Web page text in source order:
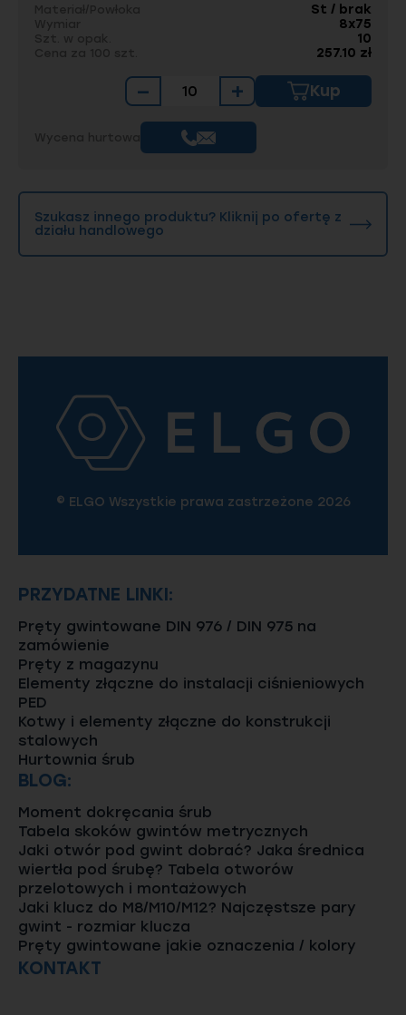
St / brak
8x75
10
257.10 zł
− + Kup
Szukasz innego produktu? Kliknij po ofertę z
działu handlowego
© ELGO Wszystkie prawa zastrzeżone 2026
PRZYDATNE LINKI:
Pręty gwintowane DIN 976 / DIN 975 na
zamówienie
Pręty z magazynu
Elementy złączne do instalacji ciśnieniowych
PED
Kotwy i elementy złączne do konstrukcji
stalowych
Hurtownia śrub
BLOG:
Moment dokręcania śrub
Tabela skoków gwintów metrycznych
Jaki otwór pod gwint dobrać? Jaka średnica
wiertła pod śrubę? Tabela otworów
przelotowych i montażowych
Jaki klucz do M8/M10/M12? Najczęstsze pary
gwint - rozmiar klucza
Pręty gwintowane jakie oznaczenia / kolory
KONTAKT